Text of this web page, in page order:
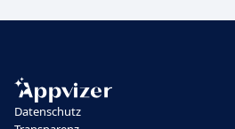
Datenschutz